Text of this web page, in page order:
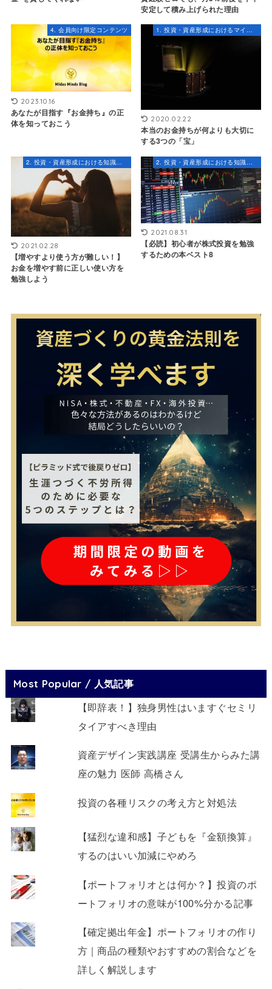
安定して積み上げられた理由
4. 会員向け限定コンテンツ
2023.10.16
あなたが目指す『お金持ち』の正
体を知っておこう
1. 投資・資産形成におけるマインドセット
2020.02.22
本当のお金持ちが何よりも大切に
する3つの「宝」
2021.02.28
【増やすより使う方が難しい！】
お金を増やす前に正しい使い方を
勉強しよう
2021.08.31
【必読】初心者が株式投資を勉強
するための本ベスト8
Most Popular / 人気記事
【即辞表！】独身男性はいますぐセミリ
タイアすべき理由
資産デザイン実践講座 受講生からみた講
座の魅力 医師 高橋さん
投資の各種リスクの考え方と対処法
【猛烈な違和感】子どもを『金額換算』
するのはいい加減にやめろ
【ポートフォリオとは何か？】投資のポ
ートフォリオの意味が100%分かる記事
【確定拠出年金】ポートフォリオの作り
方｜商品の種類やおすすめの割合などを
詳しく解説します